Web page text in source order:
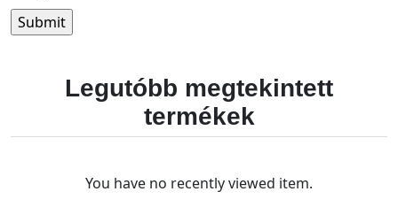
Legutóbb megtekintett
termékek
You have no recently viewed item.